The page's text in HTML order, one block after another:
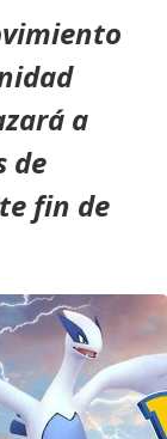
a
de
fin de